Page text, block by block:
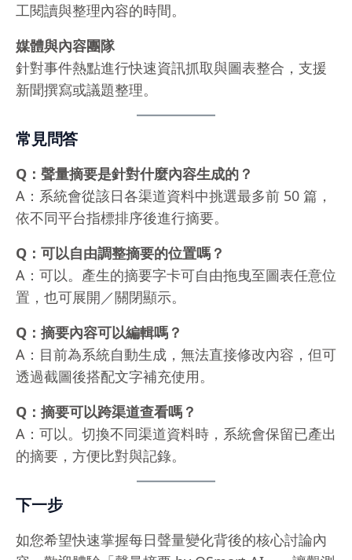
工閱讀與整理內容的時間。
媒體與內容團隊
針對事件熱點進行快速資訊抓取與圖表整合，支援
新聞撰寫或議題整理。
常見問答
Q：聲量摘要是針對什麼內容生成的？
A：系統會從該日各渠道資料中挑選最多前 50 篇，
依不同平台指標排序後進行摘要。
Q：可以自由調整摘要的位置嗎？
A：可以。產生的摘要字卡可自由拖曳至圖表任意位
置，也可展開／關閉顯示。
Q：摘要內容可以編輯嗎？
A：目前為系統自動生成，無法直接修改內容，但可
透過截圖後搭配文字補充使用。
Q：摘要可以跨渠道查看嗎？
A：可以。切換不同渠道資料時，系統會保留已產出
的摘要，方便比對與記錄。
下一步
如您希望快速掌握每日聲量變化背後的核心討論內